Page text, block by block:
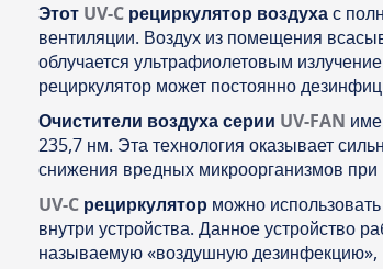
Этот UV-C рециркулятор воздухас
вентиляции. Воздух из помещения
облучается ультрафиолетовым
рециркулятор может постоянно
Очистители воздуха серии UV-FAN
235,7 нм. Эта технология оказывает
снижения вредных микроорганизмов при
UV-C рециркулятор можно
внутри устройства. Данное устройство
называемую «воздушную дезинфекцию»,